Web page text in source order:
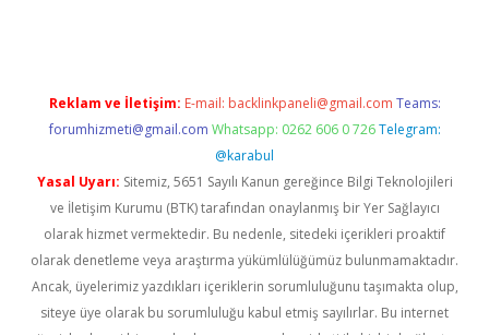
Reklam ve İletişim: E-mail: backlinkpaneli@gmail.com Teams:
forumhizmeti@gmail.com Whatsapp: 0262 606 0 726 Telegram:
@karabul
Yasal Uyarı: Sitemiz, 5651 Sayılı Kanun gereğince Bilgi Teknolojileri
ve İletişim Kurumu (BTK) tarafından onaylanmış bir Yer Sağlayıcı
olarak hizmet vermektedir. Bu nedenle, sitedeki içerikleri proaktif
olarak denetleme veya araştırma yükümlülüğümüz bulunmamaktadır.
Ancak, üyelerimiz yazdıkları içeriklerin sorumluluğunu taşımakta olup,
siteye üye olarak bu sorumluluğu kabul etmiş sayılırlar. Bu internet